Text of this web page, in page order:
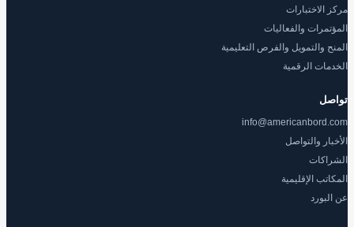
مركز الاختبارات
المؤتمرات والفعاليات
المنح والتمويل والفرص التعليمية
الخدمات الرقمية
تواصل
info@americanbord.com
الأخبار والتواصل
الشراكات
المكاتب الإقليمية
عن البورد